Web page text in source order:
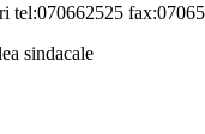
tel:070662525
sindacale